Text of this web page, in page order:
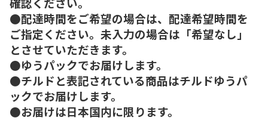
●配達時間をご希望の場合は、配達希望時間を
ご指定ください。未入力の場合は「希望なし」
とさせていただきます。
●ゆうパックでお届けします。
●チルドと表記されている商品はチルドゆうパ
ックでお届けします。
●お届けは日本国内に限ります。